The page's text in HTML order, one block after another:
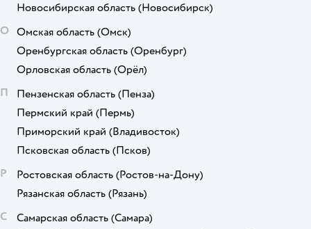
Новосибирская область (Новосибирск)
О Омская область (Омск)
Оренбургская область (Оренбург)
Орловская область (Орёл)
П
Пензенская область (Пенза)
Пермский край (Пермь)
Приморский край (Владивосток)
Псковская область (Псков)
Р
Ростовская область (Ростов-на-Дону)
Рязанская область (Рязань)
С
Самарская область (Самара)